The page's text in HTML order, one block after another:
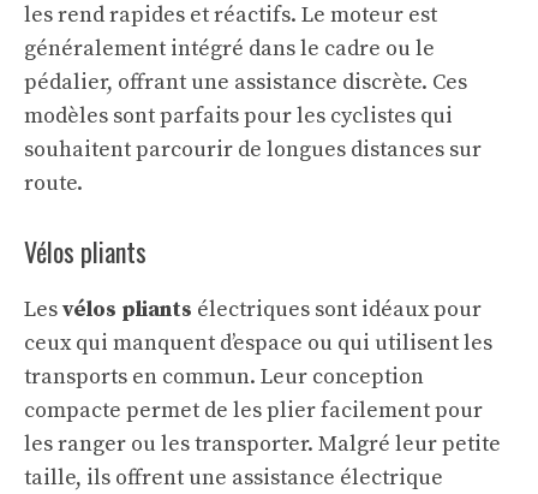
les rend rapides et réactifs. Le moteur est
généralement intégré dans le cadre ou le
pédalier, offrant une assistance discrète. Ces
modèles sont parfaits pour les cyclistes qui
souhaitent parcourir de longues distances sur
route.
Vélos pliants
Lesvélos pliants électriques sont idéaux pour
ceux qui manquent d’espace ou qui utilisent les
transports en commun. Leur conception
compacte permet de les plier facilement pour
les ranger ou les transporter. Malgré leur petite
taille, ils offrent une assistance électrique